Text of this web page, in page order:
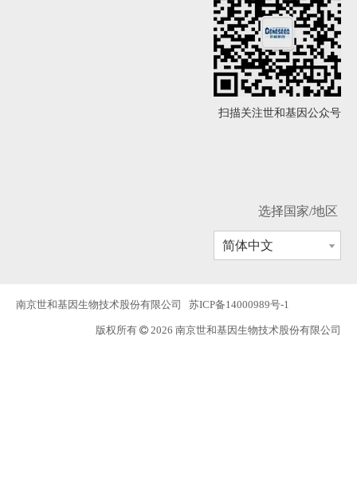
扫描关注世和基因公众号
选择国家/地区
简体中文
南京世和基因生物技术股份有限公司 苏ICP备14000989号-1
版权所有  2026 南京世和基因生物技术股份有限公司